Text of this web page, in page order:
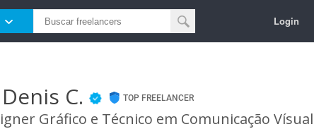
Login
Denis C. TOP FREELANCER
Gráfico e Técnico em Comunicação Vísual